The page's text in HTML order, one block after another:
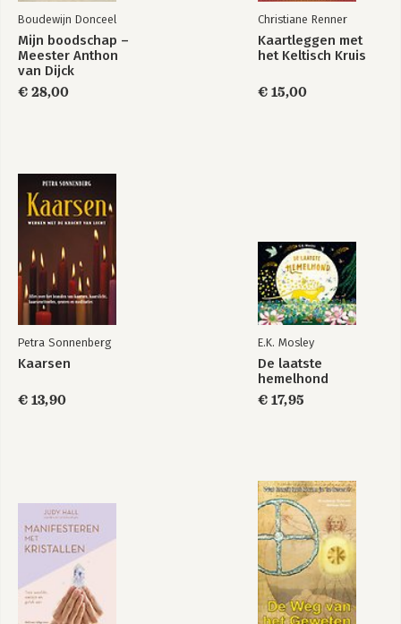
Boudewijn Donceel
Mijn boodschap –
Meester Anthon
van Dijck
€ 28,00
Christiane Renner
Kaartleggen met
het Keltisch Kruis
€ 15,00
Petra Sonnenberg
Kaarsen
€ 13,90
E.K. Mosley
De laatste
hemelhond
€ 17,95